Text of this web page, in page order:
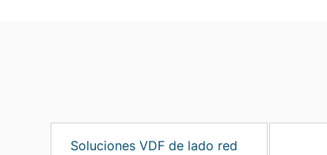
Soluciones VDF de lado red